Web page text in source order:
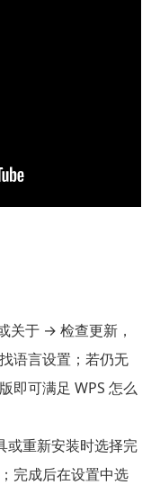
关于 → 检查更新，
语言设置；若仍无
即可满足 WPS 怎么
或重新安装时选择完
完成后在设置中选